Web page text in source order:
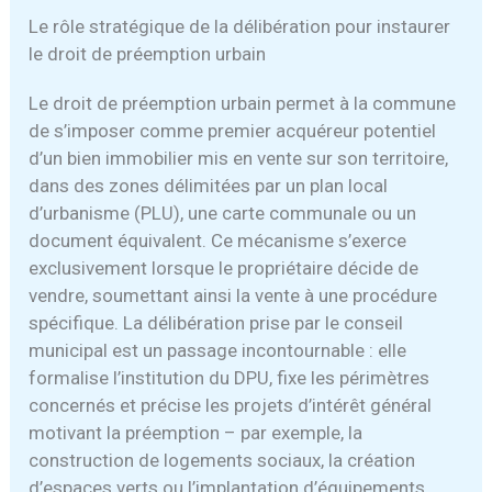
Le rôle stratégique de la délibération pour instaurer
le droit de préemption urbain
Le droit de préemption urbain permet à la commune
de s’imposer comme premier acquéreur potentiel
d’un bien immobilier mis en vente sur son territoire,
dans des zones délimitées par un plan local
d’urbanisme (PLU), une carte communale ou un
document équivalent. Ce mécanisme s’exerce
exclusivement lorsque le propriétaire décide de
vendre, soumettant ainsi la vente à une procédure
spécifique. La délibération prise par le conseil
municipal est un passage incontournable : elle
formalise l’institution du DPU, fixe les périmètres
concernés et précise les projets d’intérêt général
motivant la préemption – par exemple, la
construction de logements sociaux, la création
d’espaces verts ou l’implantation d’équipements